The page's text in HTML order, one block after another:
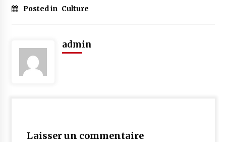
Posted in Culture
admin
Laisser un commentaire